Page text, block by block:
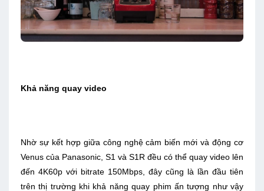
Khả năng quay video
Nhờ sự kết hợp giữa công nghệ cảm biến mới và động cơ
Venus của Panasonic, S1 và S1R đều có thể quay video lên
đến 4K60p với bitrate 150Mbps, đây cũng là lần đầu tiên
trên thị trường khi khả năng quay phim ấn tượng như vậy